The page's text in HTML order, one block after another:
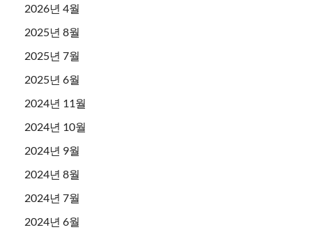
2026년 4월
2025년 8월
2025년 7월
2025년 6월
2024년 11월
2024년 10월
2024년 9월
2024년 8월
2024년 7월
2024년 6월